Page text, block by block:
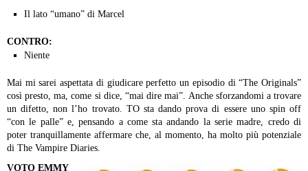
Il lato “umano” di Marcel
CONTRO:
Niente
Mai mi sarei aspettata di giudicare perfetto un episodio di “The Originals”
così presto, ma, come si dice, “mai dire mai”. Anche sforzandomi a trovare
un difetto, non l’ho trovato. TO sta dando prova di essere uno spin off
“con le palle” e, pensando a come sta andando la serie madre, credo di
poter tranquillamente affermare che, al momento, ha molto più potenziale
di The Vampire Diaries.
VOTO EMMY